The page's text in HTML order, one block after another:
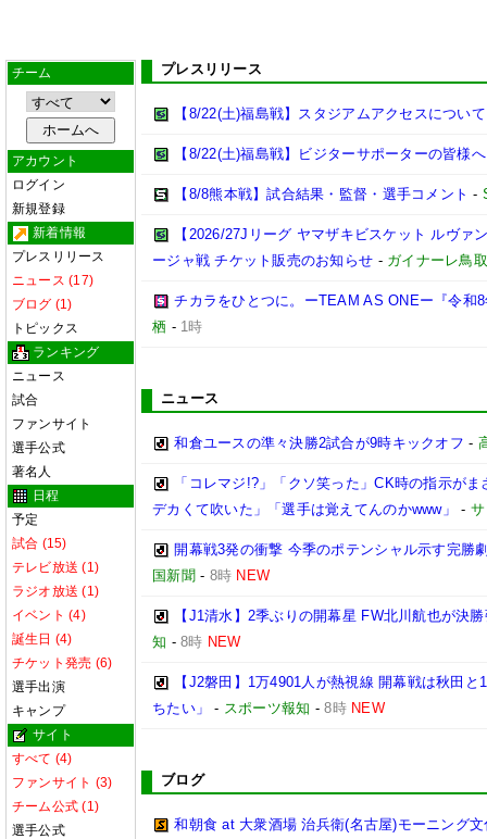
チーム
アカウント
ログイン
新規登録
新着情報
プレスリリース
ニュース (17)
ブログ (1)
トピックス
ランキング
ニュース
試合
ファンサイト
選手公式
著名人
日程
予定
試合 (15)
テレビ放送 (1)
ラジオ放送 (1)
イベント (4)
誕生日 (4)
チケット発売 (6)
選手出演
キャンプ
サイト
すべて (4)
ファンサイト (3)
チーム公式 (1)
選手公式
プレスリリース
【8/22(土)福島戦】スタジアムアクセスについて
【8/22(土)福島戦】ビジターサポーターの皆様へ
【8/8熊本戦】試合結果・監督・選手コメント -
【2026/27Jリーグ ヤマザキビスケット ルヴ
ージャ戦 チケット販売のお知らせ - ガイナーレ鳥取
チカラをひとつに。ーTEAM AS ONEー『令和
栖 - 1時
ニュース
和倉ユースの準々決勝2試合が9時キックオフ -
「コレマジ!?」「クソ笑った」CK時の指示が
デカくて吹いた」「選手は覚えてんのかwww」
-
開幕戦3発の衝撃 今季のポテンシャル示す完勝
国新聞 - 8時 NEW
【J1清水】2季ぶりの開幕星 FW北川航也が決
知 -8時 NEW
【J2磐田】1万4901人が熱視線 開幕戦は秋田
ちたい」
- スポーツ報知 -8時 NEW
ブログ
和朝食 at 大衆酒場 治兵衛(名古屋)モーニング